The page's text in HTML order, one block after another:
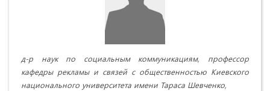
д-р наук по социальным коммуникациям, профессор
кафедры рекламы и связей с общественностью Киевского
национального университета имени Тараса Шевченко,